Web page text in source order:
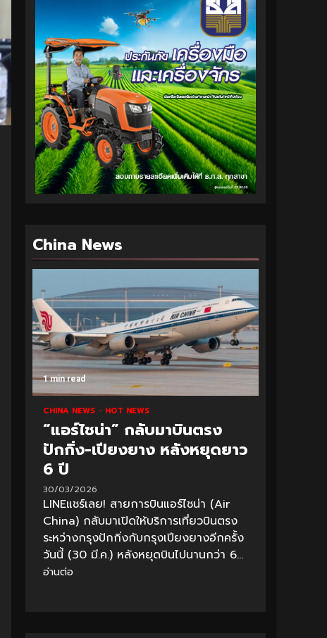
China News
1 min read
CHINA NEWS HOT NEWS
“แอร์ไชน่า” กลับมาบินตรง
ปักกิ่ง-เปียงยาง หลังหยุดยาว
6 ปี
30/03/2026
LINEแชร์เลย! สายการบินแอร์ไชน่า (Air
China) กลับมาเปิดให้บริการเที่ยวบินตรง
ระหว่างกรุงปักกิ่งกับกรุงเปียงยางอีกครั้ง
วันนี้ (30 มี.ค.) หลังหยุดบินไปนานกว่า 6...
อ่านต่อ